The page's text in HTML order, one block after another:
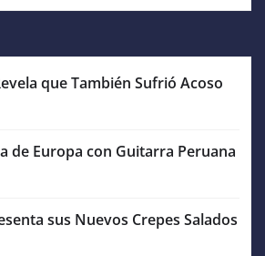
que También Sufrió Acoso
de Europa con Guitarra Peruana
sus Nuevos Crepes Salados